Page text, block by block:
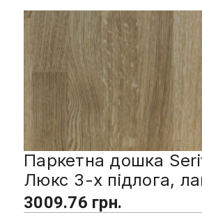
Паркетна дошка
Люкс 3-х підлога,
3009.76 грн.